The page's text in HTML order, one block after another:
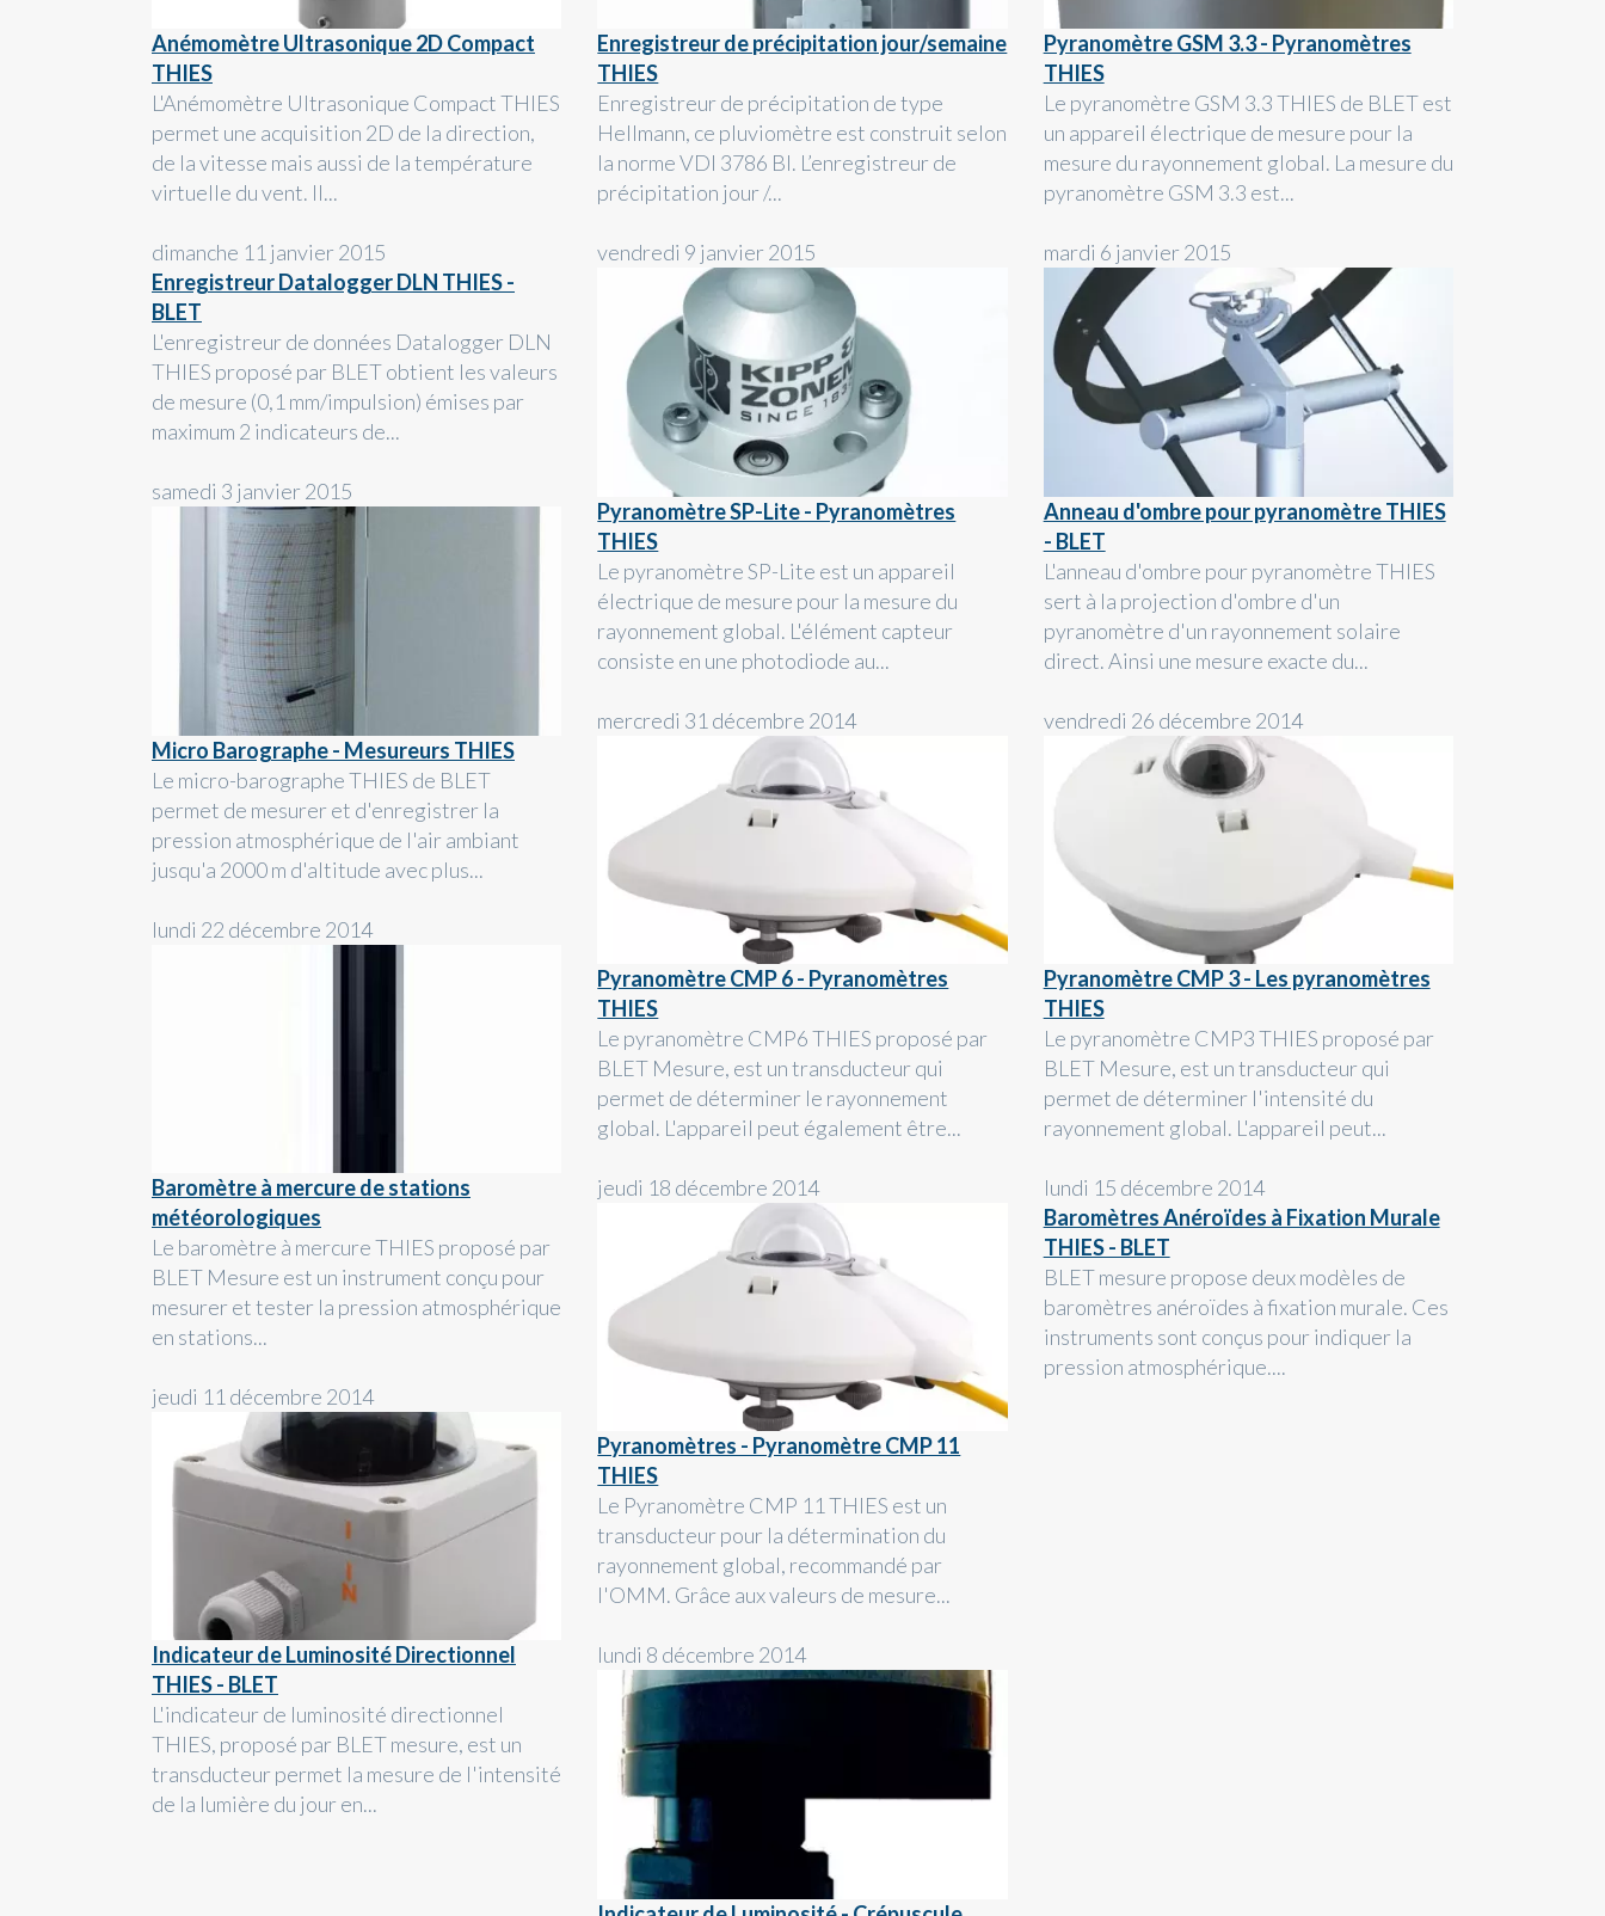
Anémomètre Ultrasonique 2D Compact
THIES
L'Anémomètre Ultrasonique Compact THIES
permet une acquisition 2D de la direction,
de la vitesse mais aussi de la température
virtuelle du vent. Il...
dimanche 11 janvier 2015
Enregistreur Datalogger DLN THIES -
BLET
L'enregistreur de données Datalogger DLN
THIES proposé par BLET obtient les valeurs
de mesure (0,1 mm/impulsion) émises par
maximum 2 indicateurs de...
samedi 3 janvier 2015
Micro Barographe - Mesureurs THIES
Le micro-barographe THIES de BLET
permet de mesurer et d'enregistrer la
pression atmosphérique de l'air ambiant
jusqu'a 2000 m d'altitude avec plus...
lundi 22 décembre 2014
Baromètre à mercure de stations
météorologiques
Le baromètre à mercure THIES proposé par
BLET Mesure est un instrument conçu pour
mesurer et tester la pression atmosphérique
en stations...
jeudi 11 décembre 2014
Indicateur de Luminosité Directionnel
THIES - BLET
L'indicateur de luminosité directionnel
THIES, proposé par BLET mesure, est un
transducteur permet la mesure de l'intensité
de la lumière du jour en...
Enregistreur de précipitation jour/semaine
THIES
Enregistreur de précipitation de type
Hellmann, ce pluviomètre est construit selon
la norme VDI 3786 Bl. L’enregistreur de
précipitation jour /...
vendredi 9 janvier 2015
Pyranomètre SP-Lite - Pyranomètres
THIES
Le pyranomètre SP-Lite est un appareil
électrique de mesure pour la mesure du
rayonnement global. L'élément capteur
consiste en une photodiode au...
mercredi 31 décembre 2014
Pyranomètre CMP 6 - Pyranomètres
THIES
Le pyranomètre CMP6 THIES proposé par
BLET Mesure, est un transducteur qui
permet de déterminer le rayonnement
global. L'appareil peut également être...
jeudi 18 décembre 2014
Pyranomètres - Pyranomètre CMP 11
THIES
Le Pyranomètre CMP 11 THIES est un
transducteur pour la détermination du
rayonnement global, recommandé par
l'OMM. Grâce aux valeurs de mesure...
lundi 8 décembre 2014
Pyranomètre GSM 3.3 - Pyranomètres
THIES
Le pyranomètre GSM 3.3 THIES de BLET est
un appareil électrique de mesure pour la
mesure du rayonnement global. La mesure du
pyranomètre GSM 3.3 est...
mardi 6 janvier 2015
Anneau d'ombre pour pyranomètre THIES
- BLET
L'anneau d'ombre pour pyranomètre THIES
sert à la projection d'ombre d'un
pyranomètre d'un rayonnement solaire
direct. Ainsi une mesure exacte du...
vendredi 26 décembre 2014
Pyranomètre CMP 3 - Les pyranomètres
THIES
Le pyranomètre CMP3 THIES proposé par
BLET Mesure, est un transducteur qui
permet de déterminer l'intensité du
rayonnement global. L'appareil peut...
lundi 15 décembre 2014
Baromètres Anéroïdes à Fixation Murale
THIES - BLET
BLET mesure propose deux modèles de
baromètres anéroïdes à fixation murale. Ces
instruments sont conçus pour indiquer la
pression atmosphérique....